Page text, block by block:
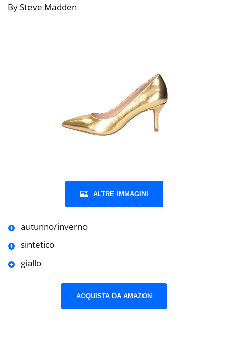
By Steve Madden
ALTRE IMMAGINI
autunno/inverno
sintetico
giallo
ACQUISTA DA AMAZON